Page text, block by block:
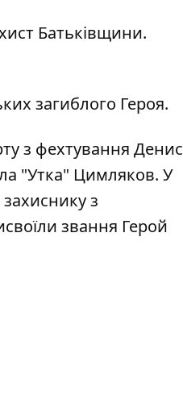
Батьківщини.
загиблого Героя.
з фехтування Денис
"Утка" Цимляков. У
з
звання Герой